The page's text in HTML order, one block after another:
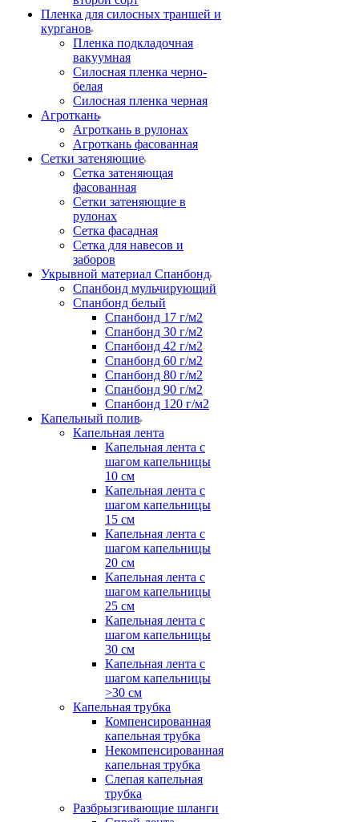
Пленка для силосных траншей и
курганов
Пленка подкладочная
вакуумная
Силосная пленка черно-
белая
Силосная пленка черная
Агроткань
Агроткань в рулонах
Агроткань фасованная
Сетки затеняющие
Сетка затеняющая
фасованная
Сетки затеняющие в
рулонах
Сетка фасадная
Сетка для навесов и
заборов
Укрывной материал Спанбонд
Спанбонд мульчирующий
Спанбонд белый
Спанбонд 17 г/м2
Спанбонд 30 г/м2
Спанбонд 42 г/м2
Спанбонд 60 г/м2
Спанбонд 80 г/м2
Спанбонд 90 г/м2
Спанбонд 120 г/м2
Капельный полив
Капельная лента
Капельная лента с
шагом капельницы
10 см
Капельная лента с
шагом капельницы
15 см
Капельная лента с
шагом капельницы
20 см
Капельная лента с
шагом капельницы
25 см
Капельная лента с
шагом капельницы
30 см
Капельная лента с
шагом капельницы
>30 см
Капельная трубка
Компенсированная
капельная трубка
Некомпенсированная
капельная трубка
Слепая капельная
трубка
Разбрызгивающие шланги